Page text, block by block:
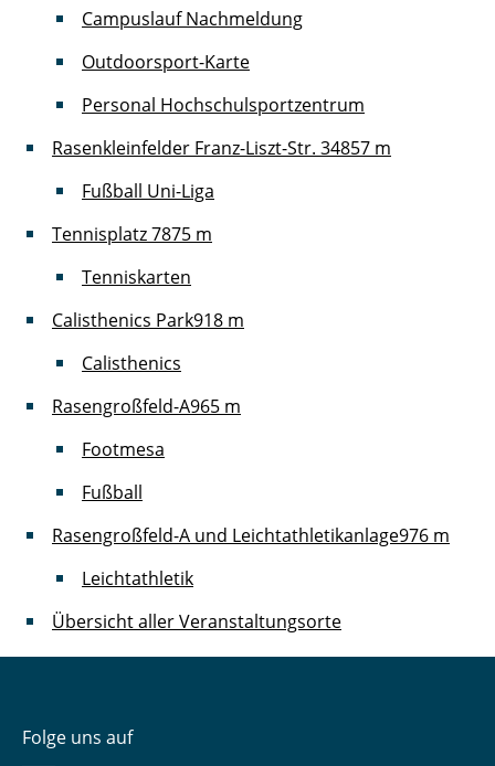
Campuslauf Nachmeldung
Outdoorsport-Karte
Personal Hochschulsportzentrum
Rasenkleinfelder Franz-Liszt-Str. 34857 m
Fußball Uni-Liga
Tennisplatz 7875 m
Tenniskarten
Calisthenics Park918 m
Calisthenics
Rasengroßfeld-A965 m
Footmesa
Fußball
Rasengroßfeld-A und Leichtathletikanlage976 m
Leichtathletik
Übersicht aller Veranstaltungsorte
Folge uns auf